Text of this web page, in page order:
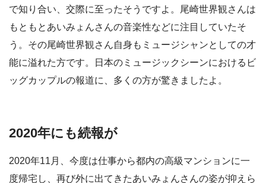
で知り合い、交際に至ったそうですよ。尾崎世界観さんは
もともとあいみょんさんの音楽性などに注目していたそ
う。その尾崎世界観さん自身もミュージシャンとしての才
能に溢れた方です。日本のミュージックシーンにおけるビ
ッグカップルの報道に、多くの方が驚きましたよ。
2020年にも続報が
2020年11月、今度は仕事から都内の高級マンションに一
度帰宅し、再び外に出てきたあいみょんさんの姿が抑えら